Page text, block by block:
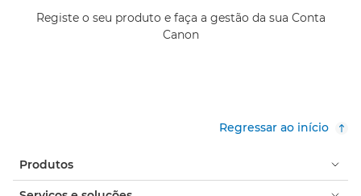
Registe o seu produto e faça a gestão da sua Conta
Canon
Regressar ao início
Produtos